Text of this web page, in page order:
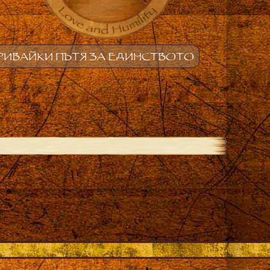
ПЪТЯ ЗА ЕДИНСТВОТО